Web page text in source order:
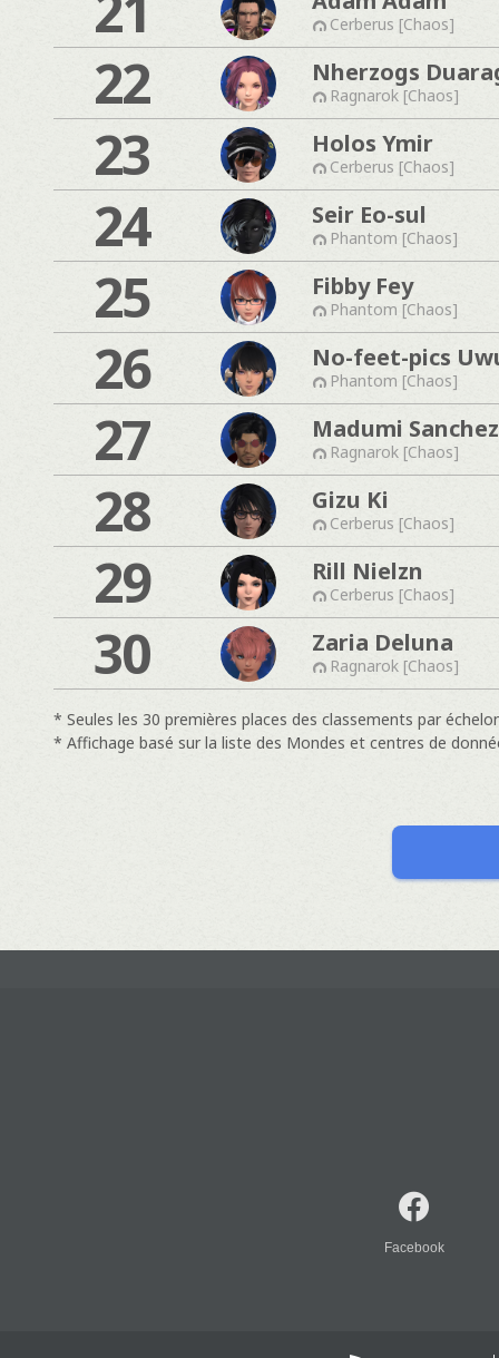
Cerberus [Chaos]
22 Nherzogs
Ragnarok [Chaos]
23 Holos Ymir
Cerberus [Chaos]
24 Seir Eo-sul
Phantom [Chaos]
25 Fibby Fey
Phantom [Chaos]
26 No-feet-pics
Phantom [Chaos]
27 Madumi Sanchez
Ragnarok [Chaos]
28 Gizu Ki
Cerberus [Chaos]
29 Rill Nielzn
Cerberus [Chaos]
30 Zaria Deluna
Ragnarok [Chaos]
* Seules les 30 premières places des classements par
* Affichage basé sur la liste des Mondes et centres de
Facebook